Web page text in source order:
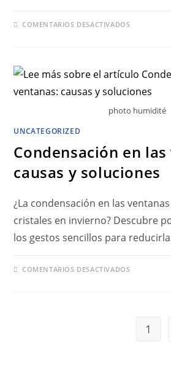
COMENTARIOS DESACTIVADOS
photo humidité
UNCATEGORIZED
Condensación en
causas y soluciones
¿La condensación en las
cristales en invierno? Descubre
los gestos sencillos para
COMENTARIOS DESACTIVADOS
1